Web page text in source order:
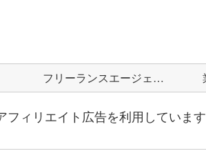
フリーランスエージェント
ィリエイト広告を利用しています